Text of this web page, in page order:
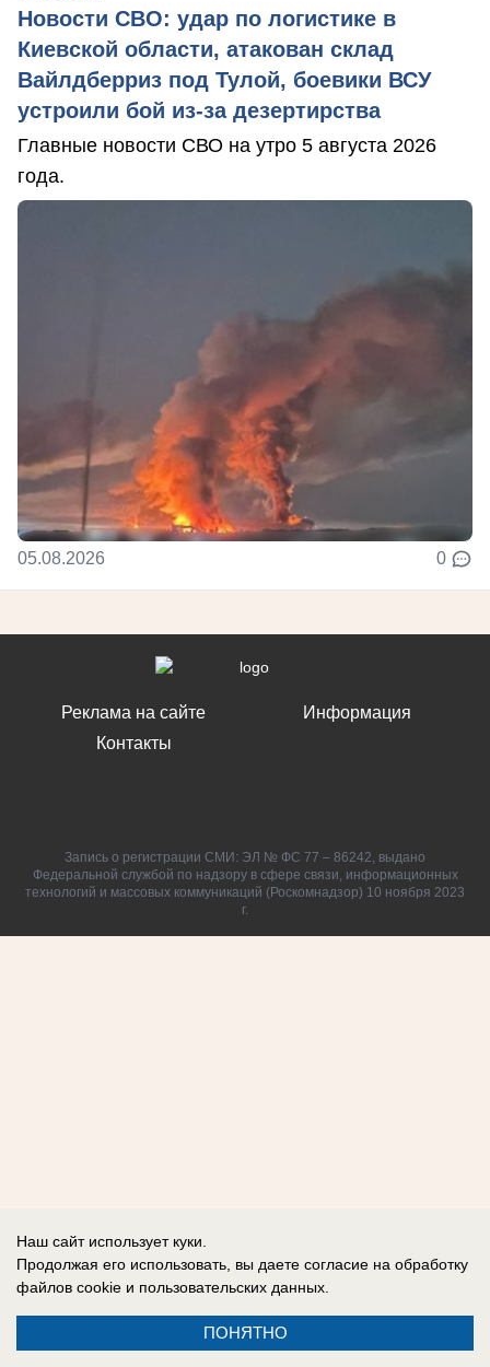
Новости СВО: удар по логистике в
Киевской области, атакован склад
Вайлдберриз под Тулой, боевики ВСУ
устроили бой из-за дезертирства
Главные новости СВО на утро 5 августа 2026
года.
05.08.2026 0
Реклама на сайте
Контакты
Информация
Запись о регистрации СМИ: ЭЛ № ФС 77 – 86242, выдано
Федеральной службой по надзору в сфере связи, информационных
технологий и массовых коммуникаций (Роскомнадзор) 10 ноября 2023
г.
Наш сайт использует куки.
Продолжая его использовать, вы даете согласие на обработку
файлов cookie и пользовательских данных.
ПОНЯТНО